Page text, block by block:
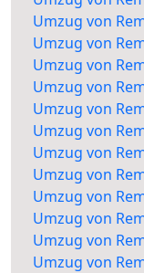
Umzug von
Umzug von
Umzug von
Umzug von
Umzug von
Umzug von
Umzug von
Umzug von
Umzug von
Umzug von
Umzug von
Umzug von